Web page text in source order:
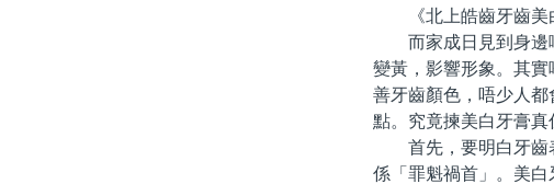
《北上皓齒牙齒美
而家成日見到身邊啲
變黃，影響形象。其
善牙齒顏色，唔少人
點。究竟揀美白牙膏真
首先，要明白牙齒表
係「罪魁禍首」。美